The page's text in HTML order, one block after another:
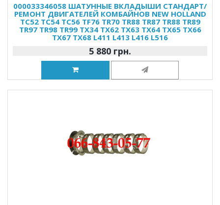
000033346058 ШАТУННЫЕ ВКЛАДЫШИ СТАНДАРТ/
РЕМОНТ ДВИГАТЕЛЕЙ КОМБАЙНОВ NEW HOLLAND
TC52 TC54 TC56 TF76 TR70 TR88 TR87 TR88 TR89
TR97 TR98 TR99 TX34 TX62 TX63 TX64 TX65 TX66
TX67 TX68 L411 L413 L416 L516
5 880 грн.